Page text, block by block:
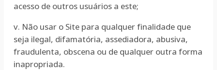
acesso de outros usuários a este;
v. Não usar o Site para qualquer finalidade que
seja ilegal, difamatória, assediadora, abusiva,
fraudulenta, obscena ou de qualquer outra forma
inapropriada.